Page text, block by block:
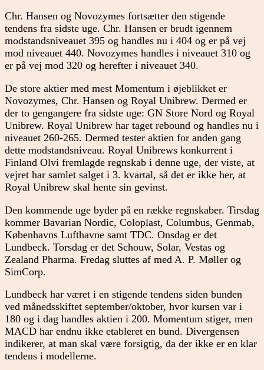
Chr. Hansen og Novozymes fortsætter den stigende
tendens fra sidste uge. Chr. Hansen er brudt igennem
modstandsniveauet 395 og handles nu i 404 og er på vej
mod niveauet 440. Novozymes handles i niveauet 310 og
er på vej mod 320 og herefter i niveauet 340.
De store aktier med mest Momentum i øjeblikket er
Novozymes, Chr. Hansen og Royal Unibrew. Dermed er
der to gengangere fra sidste uge: GN Store Nord og Royal
Unibrew. Royal Unibrew har taget rebound og handles nu i
niveauet 260-265. Dermed tester aktien for anden gang
dette modstandsniveau. Royal Unibrews konkurrent i
Finland Olvi fremlagde regnskab i denne uge, der viste, at
vejret har samlet salget i 3. kvartal, så det er ikke her, at
Royal Unibrew skal hente sin gevinst.
Den kommende uge byder på en række regnskaber. Tirsdag
kommer Bavarian Nordic, Coloplast, Columbus, Genmab,
Københavns Lufthavne samt TDC. Onsdag er det
Lundbeck. Torsdag er det Schouw, Solar, Vestas og
Zealand Pharma. Fredag sluttes af med A. P. Møller og
SimCorp.
Lundbeck har været i en stigende tendens siden bunden
ved månedsskiftet september/oktober, hvor kursen var i
180 og i dag handles aktien i 200. Momentum stiger, men
MACD har endnu ikke etableret en bund. Divergensen
indikerer, at man skal være forsigtig, da der ikke er en klar
tendens i modellerne.